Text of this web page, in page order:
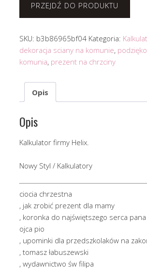
PRZEJDŹ DO PRODUKTU
SKU: b3b86965bf04 Kategoria:
dekoracja sciany na komunie,
komunia, prezent na chrzciny
Opis
Opis
Kalkulator firmy Helix.
Nowy Styl / Kalkulatory
ciocia chrzestna
, jak zrobić prezent dla mamy
, koronka do najświętszego serca
ojca pio
, upominki dla przedszkolaków na
, tomasz łabuszewski
, wydawnictwo św filipa